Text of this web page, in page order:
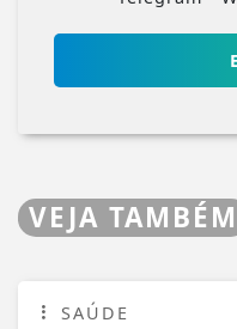
VEJA TAMBÉM
SAÚDE